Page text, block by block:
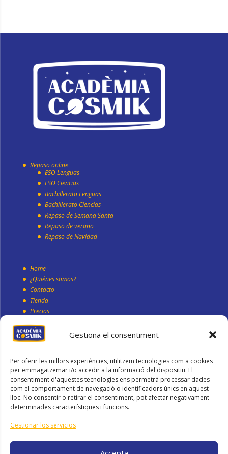
Gestiona el consentiment
Per oferir les millors experiències, utilitzem tecnologies com a cookies
per emmagatzemar i/o accedir a la informació del dispositiu. El
consentiment d'aquestes tecnologies ens permetrà processar dades
com el comportament de navegació o identificadors únics en aquest
lloc. No consentir o retirar el consentiment, pot afectar negativament
determinades característiques i funcions.
Gestionar los servicios
Repaso online
ESO Lenguas
ESO Ciencias
Bachillerato Lenguas
Bachillerato Ciencias
Repaso de Semana Santa
Repaso de verano
Repaso de Navidad
Home
¿Quiénes somos?
Contacto
Tienda
Precios
Blog
Política de cookies
Política de Privacidad
Aviso Legal
648 214 313